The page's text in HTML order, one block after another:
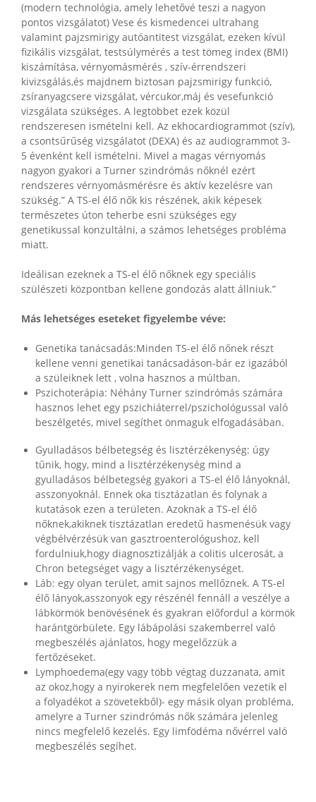
(modern technológia, amely lehetővé teszi a nagyon
pontos vizsgálatot) Vese és kismedencei ultrahang
valamint pajzsmirigy autóantitest vizsgálat, ezeken kívül
fizikális vizsgálat, testsúlymérés a test tömeg index (BMI)
kiszámítása, vérnyomásmérés , szív-érrendszeri
kivizsgálás,és majdnem biztosan pajzsmirigy funkció,
zsíranyagcsere vizsgálat, vércukor,máj és vesefunkció
vizsgálata szükséges. A legtöbbet ezek közül
rendszeresen ismételni kell. Az ekhocardiogrammot (szív),
a csontsűrűség vizsgálatot (DEXA) és az audiogrammot 3-
5 évenként kell ismételni. Mivel a magas vérnyomás
nagyon gyakori a Turner szindrómás nőknél ezért
rendszeres vérnyomásmérésre és aktív kezelésre van
szükség.” A TS-el élő nők kis részének, akik képesek
természetes úton teherbe esni szükséges egy
genetikussal konzultálni, a számos lehetséges probléma
miatt.
Ideálisan ezeknek a TS-el élő nőknek egy speciális
szülészeti központban kellene gondozás alatt állniuk.”
Más lehetséges eseteket figyelembe véve:
Genetika tanácsadás:Minden TS-el élő nőnek részt
kellene venni genetikai tanácsadáson-bár ez igazából
a szüleiknek lett , volna hasznos a múltban.
Pszichoterápia: Néhány Turner szindrómás számára
hasznos lehet egy pszichiáterrel/pszichológussal való
beszélgetés, mivel segíthet önmaguk elfogadásában.
Gyulladásos bélbetegség és lisztérzékenység: úgy
tűnik, hogy, mind a lisztérzékenység mind a
gyulladásos bélbetegség gyakori a TS-el élő lányoknál,
asszonyoknál. Ennek oka tisztázatlan és folynak a
kutatások ezen a területen. Azoknak a TS-el élő
nőknek,akiknek tisztázatlan eredetű hasmenésük vagy
végbélvérzésük van gasztroenterológushoz, kell
fordulniuk,hogy diagnosztizálják a colitis ulcerosát, a
Chron betegséget vagy a lisztérzékenységet.
Láb: egy olyan terület, amit sajnos mellőznek. A TS-el
élő lányok,asszonyok egy részénél fennáll a veszélye a
lábkörmök benövésének és gyakran előfordul a körmök
harántgörbülete. Egy lábápolási szakemberrel való
megbeszélés ajánlatos, hogy megelőzzük a
fertőzéseket.
Lymphoedema(egy vagy több végtag duzzanata, amit
az okoz,hogy a nyirokerek nem megfelelően vezetik el
a folyadékot a szövetekből)- egy másik olyan probléma,
amelyre a Turner szindrómás nők számára jelenleg
nincs megfelelő kezelés. Egy limfödéma nővérrel való
megbeszélés segíhet.